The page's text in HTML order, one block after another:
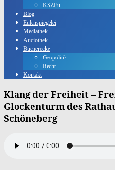
KSZEu
Blog
Eulenspiegelei
Mediathek
Audiothek
Bücherecke
Geopolitik
Recht
Kontakt
Klang der Freiheit –
Glockenturm des
Schöneberg